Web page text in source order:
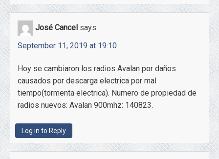
José Cancel says:
September 11, 2019 at 19:10
Hoy se cambiaron los radios Avalan por daños
causados por descarga electrica por mal
tiempo(tormenta electrica). Numero de propiedad de
radios nuevos: Avalan 900mhz: 140823.
Log in to Reply